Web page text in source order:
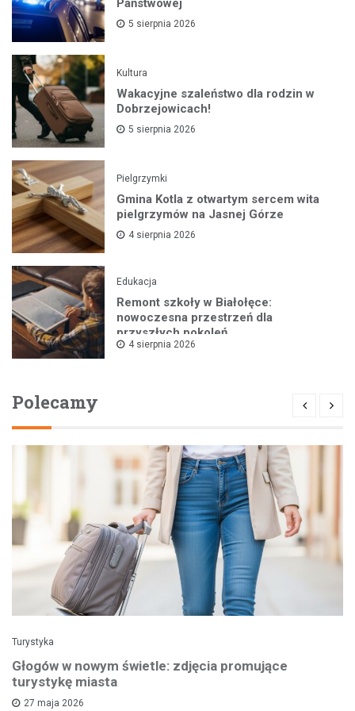
Państwowej
5 sierpnia 2026
Kultura
Wakacyjne szaleństwo dla rodzin w
Dobrzejowicach!
5 sierpnia 2026
Pielgrzymki
Gmina Kotla z otwartym sercem wita
pielgrzymów na Jasnej Górze
4 sierpnia 2026
Edukacja
Remont szkoły w Białołęce:
nowoczesna przestrzeń dla
przyszłych pokoleń
4 sierpnia 2026
Polecamy
Turystyka
Głogów w nowym świetle: zdjęcia promujące
turystykę miasta
27 maja 2026